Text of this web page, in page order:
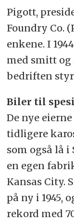
Pigott,
Foundry Co.
enkene. I
med smitt
bedriften
Biler til
De nye
tidligere
som også lå
en egen
Kansas City.
på ny i 1945,
rekord med